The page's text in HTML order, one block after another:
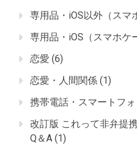
専用品・iOS以外（スマ
専用品・iOS（スマホケ
恋愛 (6)
恋愛・人間関係 (1)
携帯電話・スマートフ
改訂版 これって非弁提
Q＆A (1)